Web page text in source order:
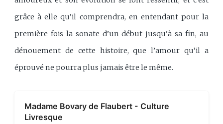
grâce à elle qu’il comprendra, en entendant pour la
première fois la sonate d’un début jusqu’à sa fin, au
dénouement de cette histoire, que l’amour qu’il a
éprouvé ne pourra plus jamais être le même.
Madame Bovary de Flaubert - Culture
Livresque